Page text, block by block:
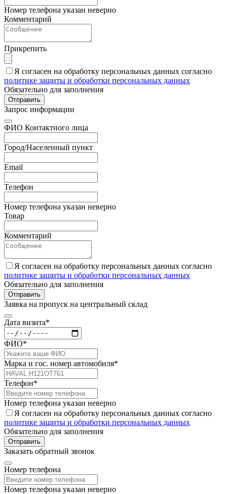
Номер телефона указан неверно
Комментарий
Прикрепить
Я согласен на обработку персональных данных согласно
политике защиты и обработки персональных данных
Обязательно для заполнения
Отправить
Запрос информации
ФИО Контактного лица
Город/Населенный пункт
Email
Телефон
Номер телефона указан неверно
Товар
Комментарий
Я согласен на обработку персональных данных согласно
политике защиты и обработки персональных данных
Обязательно для заполнения
Отправить
Заявка на пропуск на центральный склад
Дата визита*
ФИО*
Марка и гос. номер автомобиля*
Телефон*
Номер телефона указан неверно
Я согласен на обработку персональных данных согласно
политике защиты и обработки персональных данных
Обязательно для заполнения
Отправить
Заказать обратный звонок
Номер телефона
Номер телефона указан неверно